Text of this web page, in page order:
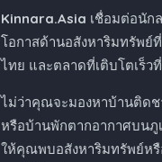
Kinnara.Asia เชื่อมต่อนัก
โอกาสด้านอสังหาริมทรัพย์
ไทย และตลาดที่เติบโตเร็ว
ไม่ว่าคุณจะมองหาบ้านติดช
หรือบ้านพักตากอากาศบนภู
ให้คุณพบอสังหาริมทรัพย์ห